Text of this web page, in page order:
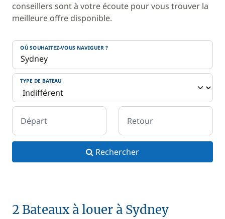
conseillers sont à votre écoute pour vous trouver la
meilleure offre disponible.
OÙ SOUHAITEZ-VOUS NAVIGUER ?
TYPE DE BATEAU
Départ Retour
Rechercher
2 Bateaux à louer à Sydney